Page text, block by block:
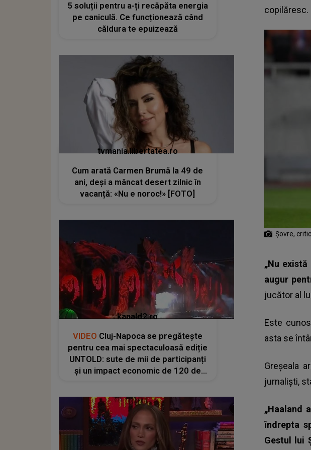
copilăresc.
Șovre,
„Nu
augur
jucător al
Este
asta se
Greșeala
jurnaliști,
„Haaland
îndrepta
Gestul lui
5 soluții pentru a-ți recăpăta energia
pe caniculă. Ce funcționează când
căldura te epuizează
tvmania.libertatea.ro
Cum arată Carmen Brumă la 49 de
ani, deși a mâncat desert zilnic în
vacanță: «Nu e noroc!» [FOTO]
kanald2.ro
VIDEO Cluj-Napoca se pregătește
pentru cea mai spectaculoasă ediție
UNTOLD: sute de mii de participanți
și un impact economic de 120 de